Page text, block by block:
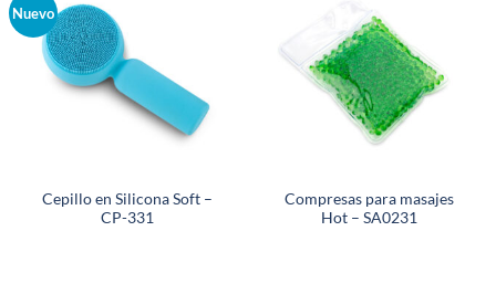
Nuevo
Cepillo en Silicona Soft –
CP-331
Compresas para masajes
Hot – SA0231